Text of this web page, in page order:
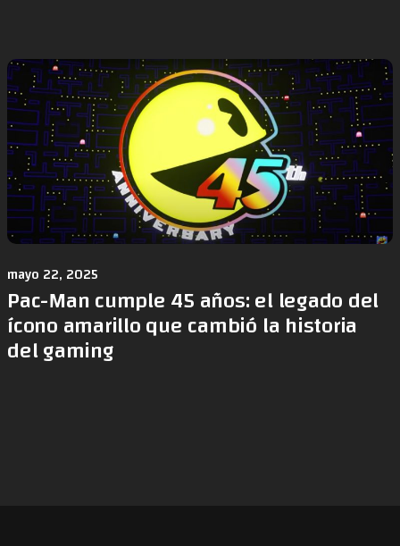
mayo 22, 2025
Pac-Man cumple 45 años: el legado del
ícono amarillo que cambió la historia
del gaming